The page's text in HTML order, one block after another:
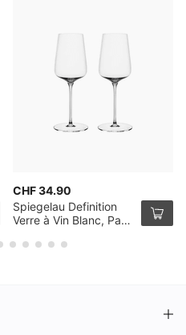
CHF 34.90
Spiegelau Definition
Verre à Vin Blanc, Pack